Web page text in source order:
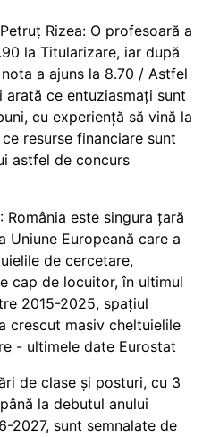
Rizea: O profesoară a
la Titularizare, iar după
a ajuns la 8.70 / Astfel
arată ce entuziasmați sunt
cu experiență să vină la
resurse financiare sunt
astfel de concurs
România este singura țară
Uniune Europeană care a
de cercetare,
cap de locuitor, în ultimul
2015-2025, spațiul
crescut masiv cheltuielile
- ultimele date Eurostat
de clase și posturi, cu 3
la debutul anului
2027, sunt semnalate de